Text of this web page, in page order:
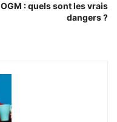
OGM : quels sont les vrais
dangers ?